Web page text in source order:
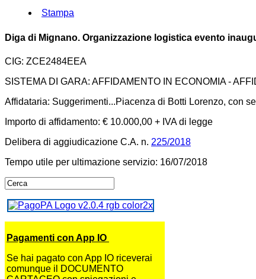
Stampa
Diga di Mignano. Organizzazione logistica evento
CIG: ZCE2484EEA
SISTEMA DI GARA: AFFIDAMENTO IN ECONOMIA -
Affidataria: Suggerimenti...Piacenza di Botti Lorenzo, con
Importo di affidamento: € 10.000,00 + IVA di legge
Delibera di aggiudicazione C.A. n. 225/2018
Tempo utile per ultimazione servizio: 16/07/2018
Pagamenti con App IO
Se hai pagato con App IO riceverai
comunque il DOCUMENTO